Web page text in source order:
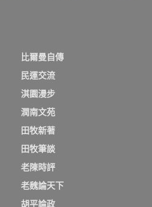
比爾曼自傳
民運交流
淇園漫步
潤南文苑
田牧新著
田牧筆談
老陳時評
老魏論天下
胡平論政